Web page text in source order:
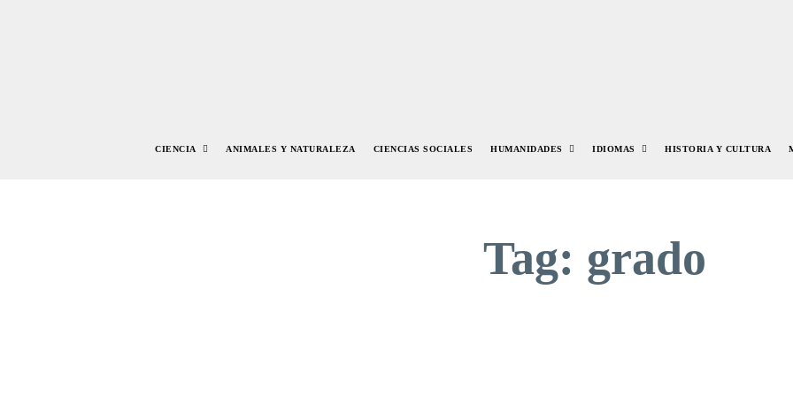
CIENCIA ANIMALES Y NATURALEZA CIENCIAS SOCIALES HUMANIDADES IDIOMAS HISTORIA Y CULTURA
Tag: grado